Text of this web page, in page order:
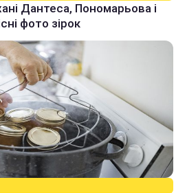
Дантеса, Пономарьова і
фото зірок